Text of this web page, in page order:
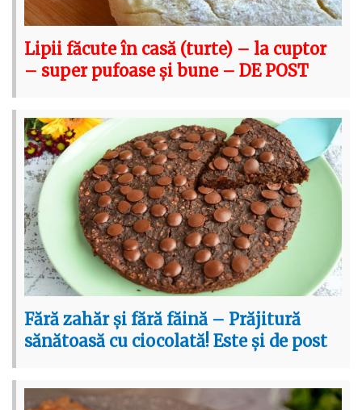
Lipii făcute în casă (turte) – la cuptor
– super pufoase și bune – DE POST
Fără zahăr și fără făină – Prăjitură
sănătoasă cu ciocolată! Este și de post